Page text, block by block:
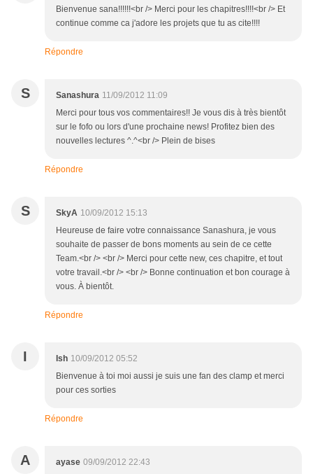
Bienvenue sana!!!!!!<br /> Merci pour les chapitres!!!!<br /> Et
continue comme ca j'adore les projets que tu as cite!!!!
Répondre
S Sanashura 11/09/2012 11:09
Merci pour tous vos commentaires!! Je vous dis à très bientôt
sur le fofo ou lors d'une prochaine news! Profitez bien des
nouvelles lectures ^.^<br /> Plein de bises
Répondre
S SkyA 10/09/2012 15:13
Heureuse de faire votre connaissance Sanashura, je vous
souhaite de passer de bons moments au sein de ce cette
Team.<br /> <br /> Merci pour cette new, ces chapitre, et tout
votre travail.<br /> <br /> Bonne continuation et bon courage à
vous. À bientôt.
Répondre
I Ish 10/09/2012 05:52
Bienvenue à toi moi aussi je suis une fan des clamp et merci
pour ces sorties
Répondre
A ayase 09/09/2012 22:43